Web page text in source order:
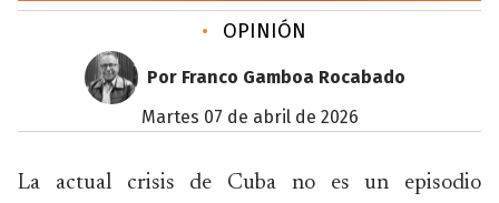
• OPINIÓN
Por Franco Gamboa Rocabado
martes 07 de abril de 2026
La actual crisis de Cuba no es un episodio